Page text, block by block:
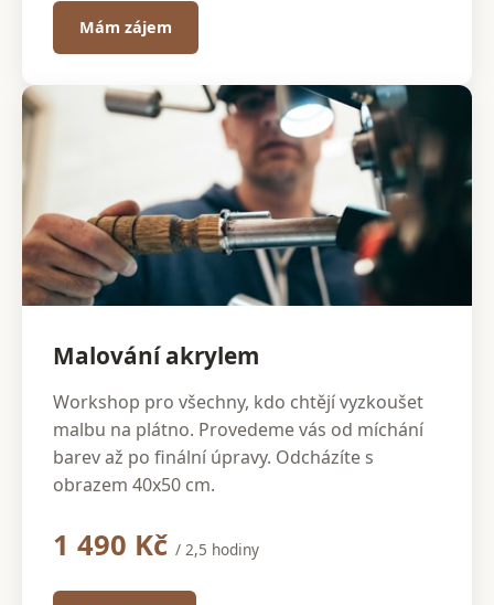
Mám zájem
Malování akrylem
Workshop pro všechny, kdo chtějí vyzkoušet
malbu na plátno. Provedeme vás od míchání
barev až po finální úpravy. Odcházíte s
obrazem 40x50 cm.
1 490 Kč / 2,5 hodiny